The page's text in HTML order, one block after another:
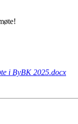
i ByBK 2025.docx